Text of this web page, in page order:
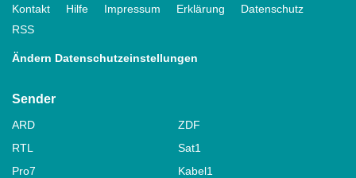
Kontakt Hilfe Impressum Erklärung
Datenschutz
RSS
Ändern Datenschutzeinstellungen
Sender
ARD
ZDF
RTL
Sat1
Pro7
Kabel1